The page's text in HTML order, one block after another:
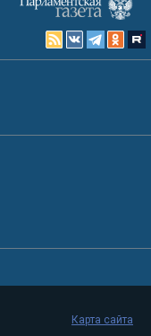
Карта сайта